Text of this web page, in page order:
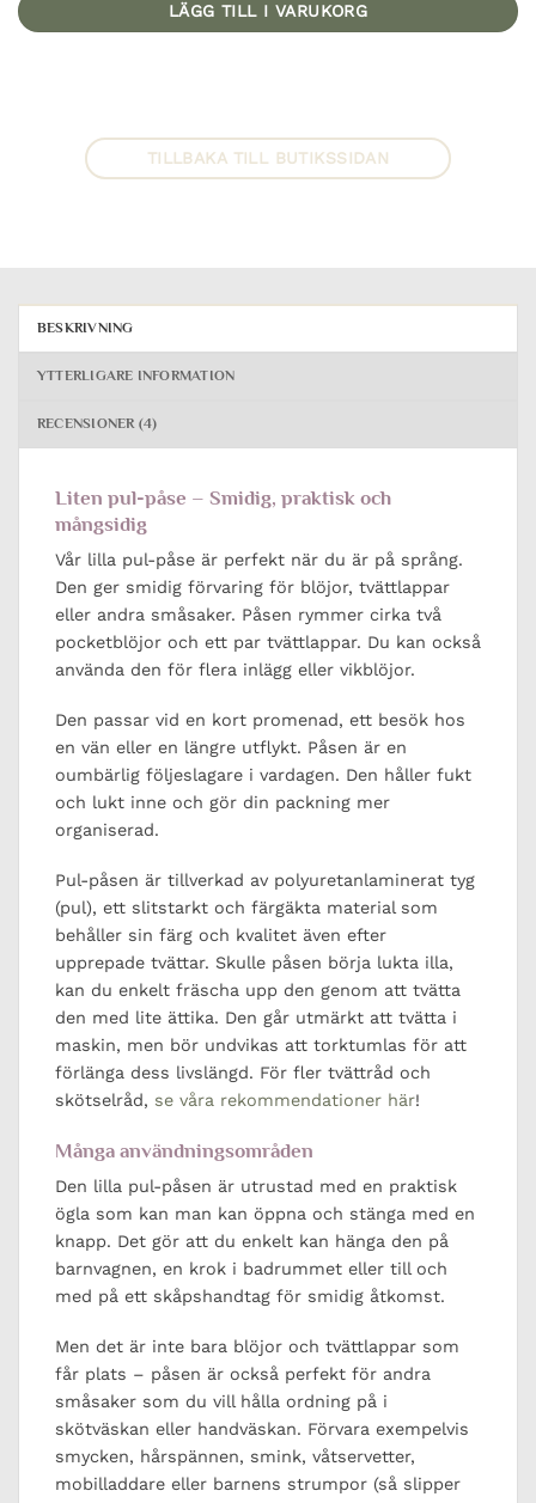
LÄGG TILL I VARUKORG
TILLBAKA TILL BUTIKSSIDAN
BESKRIVNING
YTTERLIGARE INFORMATION
RECENSIONER (4)
Liten pul-påse – Smidig, praktisk och
mångsidig
Vår lilla pul-påse är perfekt när du är på språng.
Den ger smidig förvaring för blöjor, tvättlappar
eller andra småsaker. Påsen rymmer cirka två
pocketblöjor och ett par tvättlappar. Du kan också
använda den för flera inlägg eller vikblöjor.
Den passar vid en kort promenad, ett besök hos
en vän eller en längre utflykt. Påsen är en
oumbärlig följeslagare i vardagen. Den håller fukt
och lukt inne och gör din packning mer
organiserad.
Pul-påsen är tillverkad av polyuretanlaminerat tyg
(pul), ett slitstarkt och färgäkta material som
behåller sin färg och kvalitet även efter
upprepade tvättar. Skulle påsen börja lukta illa,
kan du enkelt fräscha upp den genom att tvätta
den med lite ättika. Den går utmärkt att tvätta i
maskin, men bör undvikas att torktumlas för att
förlänga dess livslängd. För fler tvättråd och
skötselråd, se våra rekommendationer här!
Många användningsområden
Den lilla pul-påsen är utrustad med en praktisk
ögla som kan man kan öppna och stänga med en
knapp. Det gör att du enkelt kan hänga den på
barnvagnen, en krok i badrummet eller till och
med på ett skåpshandtag för smidig åtkomst.
Men det är inte bara blöjor och tvättlappar som
får plats – påsen är också perfekt för andra
småsaker som du vill hålla ordning på i
skötväskan eller handväskan. Förvara exempelvis
smycken, hårspännen, smink, våtservetter,
mobilladdare eller barnens strumpor (så slipper